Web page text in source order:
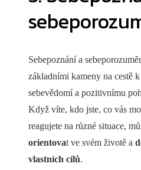
Sebepoznání a
základními kameny na cestě
sebevědomí a pozitivnímu
Když víte, kdo jste, co vás
reagujete na různé situace,
orientovat ve svém životě a
vlastních cílů.